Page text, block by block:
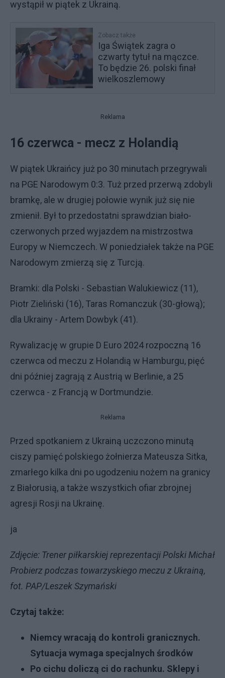
wystąpił w piątek z Ukrainą.
Zobacz także
Iga Świątek zagra o
czwarty tytuł na mączce.
To będzie 26. polski finał
wielkoszlemowy
Reklama
16 czerwca - mecz z Holandią
W piątek Ukraińcy już po 30 minutach przegrywali
na PGE Narodowym 0:3. Tuż przed przerwą zdobyli
bramkę, ale w drugiej połowie wynik już się nie
zmienił. Był to przedostatni sprawdzian biało-
czerwonych przed wyjazdem na mistrzostwa
Europy w Niemczech. W poniedziałek także na PGE
Narodowym zmierzą się z Turcją.
Bramki: dla Polski - Sebastian Walukiewicz (11),
Piotr Zieliński (16), Taras Romanczuk (30-głową);
dla Ukrainy - Artem Dowbyk (41).
Rywalizację w grupie D Euro 2024 rozpoczną 16
czerwca od meczu z Holandią w Hamburgu, pięć
dni później zagrają z Austrią w Berlinie, a 25
czerwca - z Francją w Dortmundzie.
Reklama
Przed spotkaniem z Ukrainą uczczono minutą
ciszy pamięć polskiego żołnierza Mateusza Sitka,
zmarłego kilka dni po ugodzeniu nożem na granicy
z Białorusią, a także wszystkich ofiar zbrojnej
agresji Rosji na Ukrainę.
ja
Zdjęcie: Trener piłkarskiej reprezentacji Polski Michał
Probierz podczas towarzyskiego meczu z Ukrainą,
fot. PAP/Leszek Szymański
Czytaj także:
Niemcy wracają do kontroli granicznych.
Sytuacja wymaga specjalnych środków
Po cichu doliczą ci do rachunku. Sklepy i